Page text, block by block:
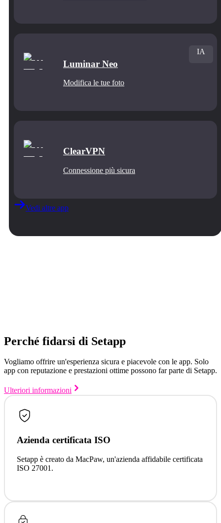
Luminar Neo
Modifica le tue foto
IA
ClearVPN
Connessione più sicura
Vedi altre app
Perché fidarsi di Setapp
Vogliamo offrire un'esperienza sicura e piacevole con le app. Solo
app con reputazione e prestazioni ottime possono far parte di Setapp.
Ulteriori informazioni
Azienda certificata ISO
Setapp è creato da MacPaw, un'azienda affidabile certificata
ISO 27001.